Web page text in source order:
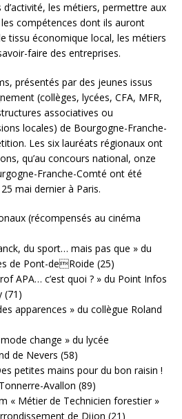
les métiers, permettre aux
compétences dont ils auront
tissu économique local, les métiers
faire des entreprises.
présentés par des jeunes issus
(collèges, lycées, CFA, MFR,
associatives ou
locales) de Bourgogne-Franche-
Les six lauréats régionaux ont
qu’au concours national, onze
Franche-Comté ont été
mai dernier à Paris.
(récompensés au cinéma
du sport… mais pas que » du
de Pont-deRoide (25)
APA… c’est quoi ? » du Point Infos
(71)
apparences » du collègue Roland
change » du lycée
de Nevers (58)
petites mains pour du bon raisin !
Avallon (89)
« Métier de Technicien forestier »
de Dijon (21)